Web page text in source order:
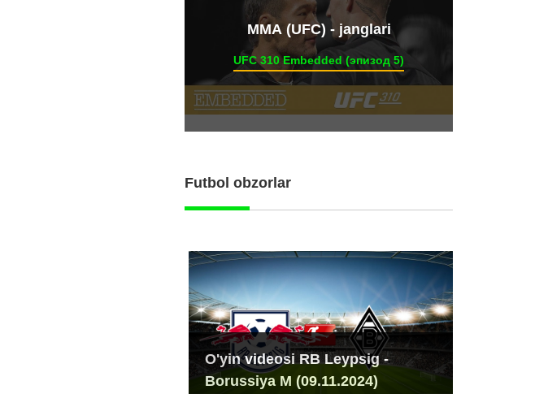
ММА (UFC) - janglari
UFC 310 Embedded (эпизод 5)
Futbol obzorlar
O'yin videosi RB Leypsig -
Borussiya M (09.11.2024)